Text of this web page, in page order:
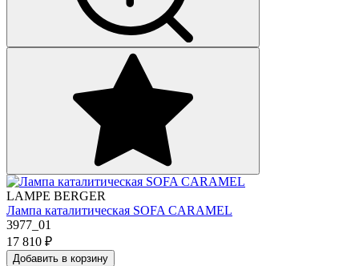
LAMPE BERGER
Лампа каталитическая SOFA CARAMEL
3977_01
17 810 ₽
Добавить в корзину